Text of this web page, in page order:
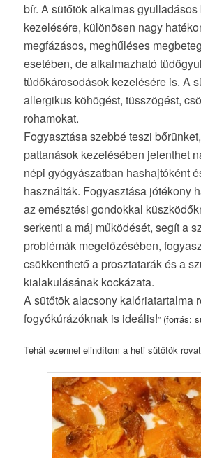
bír. A sütőtök alkalmas
kezelésére, különösen nagy
megfázásos, meghűléses
esetében, de alkalmazható
tüdőkárosodások kezelésére is. A
allergikus köhögést, tüsszögést,
rohamokat.
Fogyasztása szebbé teszi
pattanások kezelésében jelenthet
népi gyógyászatban hashajtóként
használták. Fogyasztása jótékony
az emésztési gondokkal
serkenti a máj működését, segít a
problémák megelőzésében,
csökkenthető a prosztatarák és a
kialakulásának kockázata.
A sütőtök alacsony kalóriatartalma
fogyókúrázóknak is ideális!” (forrás:
Tehát ezennel elindítom a heti sütőtök